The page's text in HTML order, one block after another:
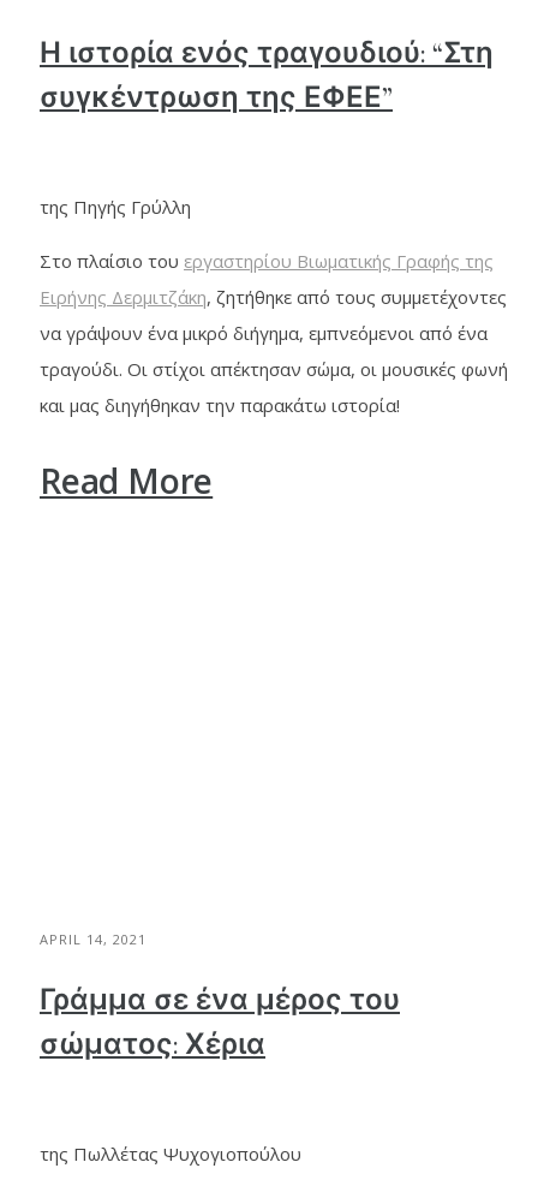
Η ιστορία ενός τραγουδιού: “Στη
συγκέντρωση της ΕΦΕΕ”
της Πηγής Γρύλλη
Στο πλαίσιο του εργαστηρίου Βιωματικής Γραφής της
Ειρήνης Δερμιτζάκη, ζητήθηκε από τους συμμετέχοντες
να γράψουν ένα μικρό διήγημα, εμπνεόμενοι από ένα
τραγούδι. Οι στίχοι απέκτησαν σώμα, οι μουσικές φωνή
και μας διηγήθηκαν την παρακάτω ιστορία!
Read More
APRIL 14, 2021
Γράμμα σε ένα μέρος του
σώματος: Χέρια
της Πωλλέτας Ψυχογιοπούλου